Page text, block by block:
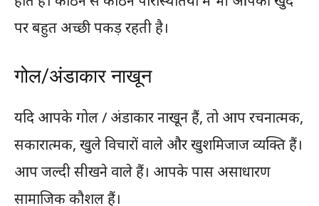
पर बहुत अच्छी पकड़ रहती है।
गोल/अंडाकार नाखून
यदि आपके गोल / अंडाकार नाखून हैं, तो आप रचनात्मक,
सकारात्मक, खुले विचारों वाले और खुशमिजाज व्यक्ति हैं।
आप जल्दी सीखने वाले हैं। आपके पास असाधारण
सामाजिक कौशल हैं।